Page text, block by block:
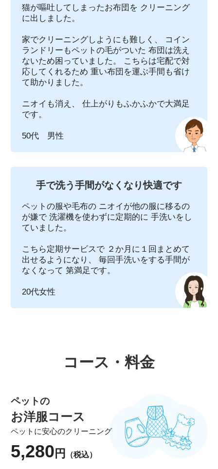
猫が嘔吐してしまったお布団を クリーニング
に出しました。
家でクリーニングしようにも難しく、 コイン
ランドリーもペットの毛がついた 布団は洗え
ないため困っていました。 こちらは宅配で対
応してくれるため 重い布団を運ぶ手間も省け
て助かりました。
ニオイも消え、 仕上がりもふかふかで大満足
です。
50代 男性
手で洗う手間がなくなり快適です
ペットの服や毛布の ニオイが他の服に移るの
が嫌で 洗濯機を使わずに定期的に 手洗いをし
ていました。
こちら定期サービスで ２か月に１回まとめて
出せるようになり、 毎回手洗いをする手間が
なくなって 第満足です。
20代女性
コース・料金
ペットの
お洋服コース
ペットに安心のクリーニング
5,280 円 （税込）